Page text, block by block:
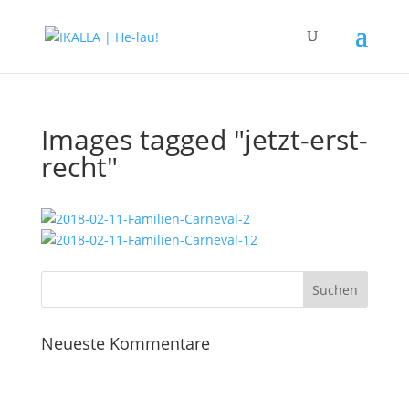
Images tagged "jetzt-erst-
recht"
Neueste Kommentare